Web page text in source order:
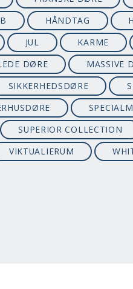
HÅNDTAG
JUL KARME
DØRE MASSIVE
SIKKERHEDSDØRE
SUPERIOR COLLECTION
VIKTUALIERUM